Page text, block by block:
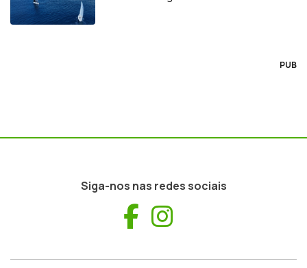
PUB
Siga-nos nas redes sociais
Facebook